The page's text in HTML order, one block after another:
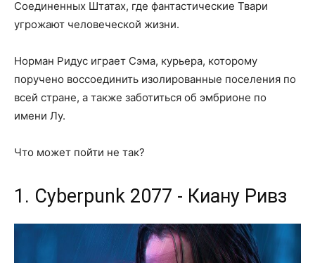
Соединенных Штатах, где фантастические Твари
угрожают человеческой жизни.
Норман Ридус играет Сэма, курьера, которому
поручено воссоединить изолированные поселения по
всей стране, а также заботиться об эмбрионе по
имени Лу.
Что может пойти не так?
1. Cyberpunk 2077 - Киану Ривз